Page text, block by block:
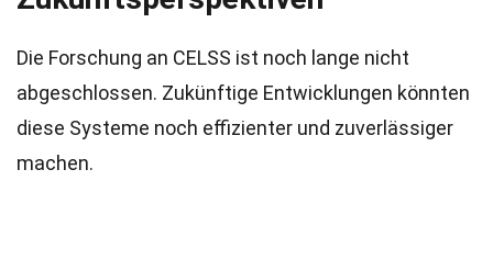
Die Forschung an CELSS ist noch lange nicht
abgeschlossen. Zukünftige Entwicklungen könnten
diese Systeme noch effizienter und zuverlässiger
machen.